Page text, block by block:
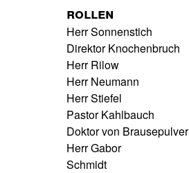
Rollen
Herr Sonnenstich
Direktor Knochenbruch
Herr Rilow
Herr Neumann
Herr Stiefel
Pastor Kahlbauch
Doktor von Brausepulver
Herr Gabor
Schmidt